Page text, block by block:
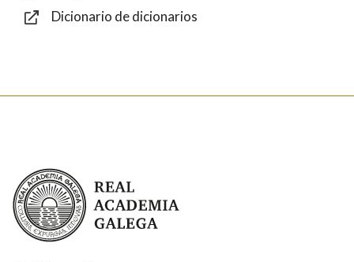
Dicionario de dicionarios
Real Academia Galega